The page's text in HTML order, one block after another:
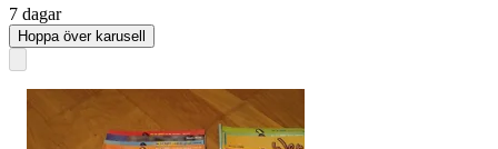
7 dagar
Hoppa över karusell